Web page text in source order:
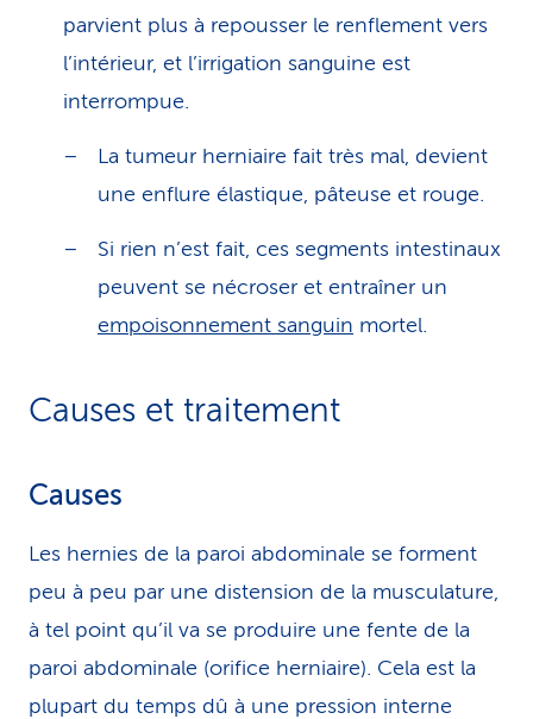
parvient plus à repousser le renflement vers
l’intérieur, et l’irrigation sanguine est
interrompue.
La tumeur herniaire fait très mal, devient
une enflure élastique, pâteuse et rouge.
Si rien n’est fait, ces segments intestinaux
peuvent se nécroser et entraîner un
empoisonnement sanguin mortel.
Causes et traitement
Causes
Les hernies de la paroi abdominale se forment
peu à peu par une distension de la musculature,
à tel point qu’il va se produire une fente de la
paroi abdominale (orifice herniaire). Cela est la
plupart du temps dû à une pression interne